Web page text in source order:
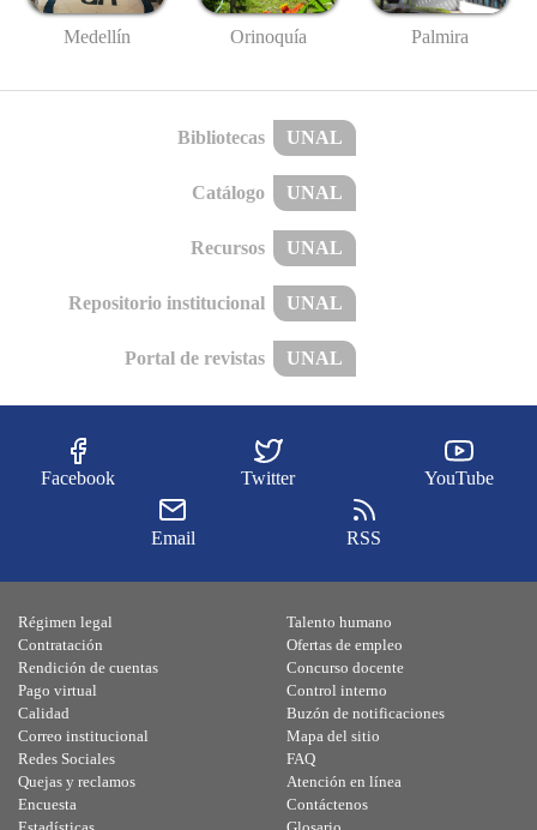
Medellín Orinoquía Palmira
Bibliotecas UNAL
Catálogo UNAL
Recursos UNAL
Repositorio institucional UNAL
Portal de revistas UNAL
Facebook Twitter YouTube
Email RSS
Régimen legal
Contratación
Rendición de cuentas
Pago virtual
Calidad
Talento humano
Ofertas de empleo
Concurso docente
Control interno
Buzón de notificaciones
Correo institucional
Redes Sociales
Quejas y reclamos
Encuesta
Mapa del sitio
FAQ
Atención en línea
Contáctenos